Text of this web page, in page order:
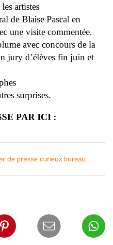
artistes
de Blaise Pascal en
une visite commentée.
avec concours de la
jury d’élèves fin juin et
surprises.
PAR ICI :